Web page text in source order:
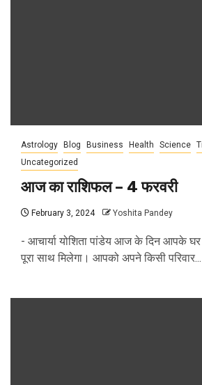
Astrology Blog Business Health Science
Uncategorized
आज का राशिफल – 4 फरवरी
February 3, 2024 Yoshita Pandey
- आचार्या योशिता पांडेय आज के दिन आपके घर
पूरा साथ मिलेगा। आपको अपने किसी परिवार...